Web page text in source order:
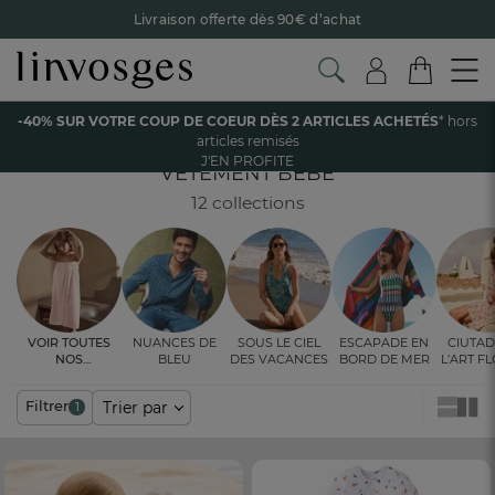
Livraison offerte dès 90€ d’achat
Retour offert avec Colissimo* !
Payez en 3x ou 4x sans frais avec Alma
Le parrainage Linvosges : offrez 15€, recevez 15€ !
Je
découvre
-40% sur votre coup de coeurdès 2 articles achetés !
profite
-40% SUR VOTRE COUP DE COEUR DÈS 2 ARTICLES ACHETÉS* hors
articles remisés
J'EN PROFITE
Accueil Les vêtements Enfant et bébé
Vêtement bébé
VÊTEMENT BÉBÉ
12 collections
Nuances de
bleu
Sous le ciel
des vacances
Escapade en
bord de mer l’art
Voir toutes
nos
Filtrer 1 Trier par